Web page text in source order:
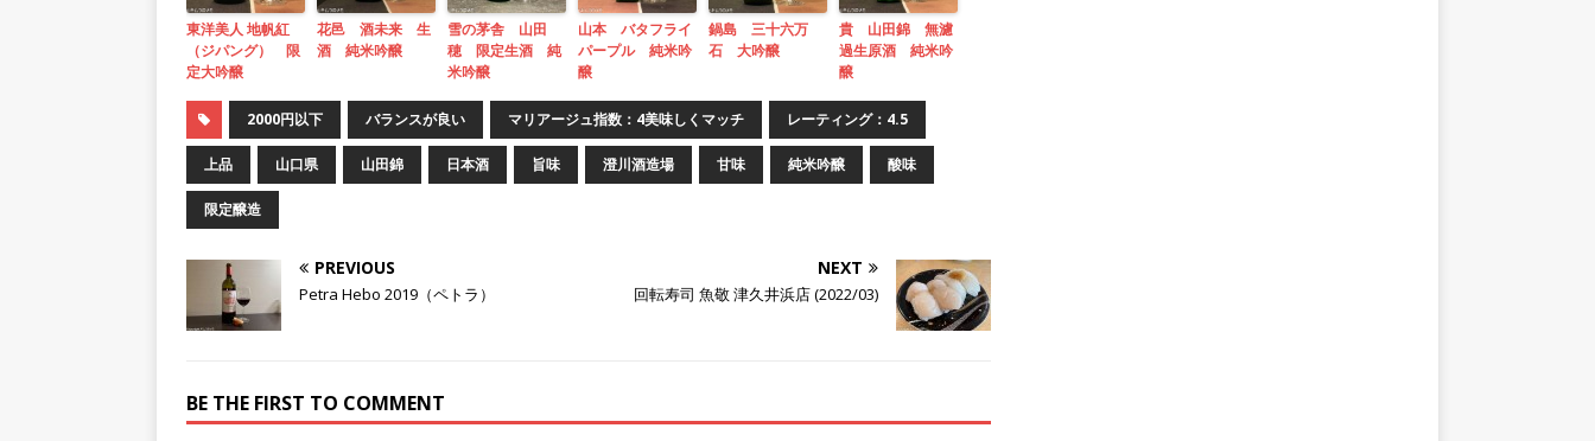
東洋美人 地帆紅
（ジパング） 限
定大吟醸
花邑 酒未来 生
酒 純米吟醸
雪の茅舎 山田
穂 限定生酒 純
米吟醸
山本 バタフライ
パープル 純米吟
醸
鍋島 三十六万
石 大吟醸
貴 山田錦 無濾
過生原酒 純米吟
醸
2000円以下 バランスが良い マリアージュ指数：4美味しくマッチ レーティング：4.5
上品 山口県 山田錦 日本酒 旨味 澄川酒造場 甘味 純米吟醸 酸味
限定醸造
PREVIOUS
Petra Hebo 2019（ペトラ）
NEXT
回転寿司 魚敬 津久井浜店 (2022/03)
BE THE FIRST TO COMMENT